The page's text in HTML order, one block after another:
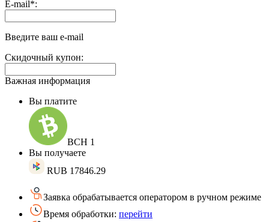
Выплаты
доп.
поле:
E-mail*:
Введите ваш e-mail
Скидочный купон:
Важная информация
Вы платите
BCH 1
Вы получаете
RUB 17846.29
Заявка обрабатывается оператором в ручном режиме
Время обработки: перейти